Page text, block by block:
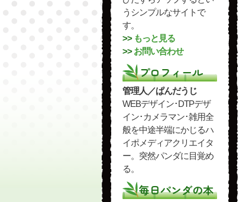
うシンプルなサイトで
す。
>> もっと見る
>>お問い合わせ
プロフィール
管理人／ぱんだうじ
WEBデザイン･DTPデザ
イン･カメラマン･雑用全
般を中途半端にかじるハ
イポメディアクリエイタ
ー。突然パンダに目覚め
る。
毎日パンダの本